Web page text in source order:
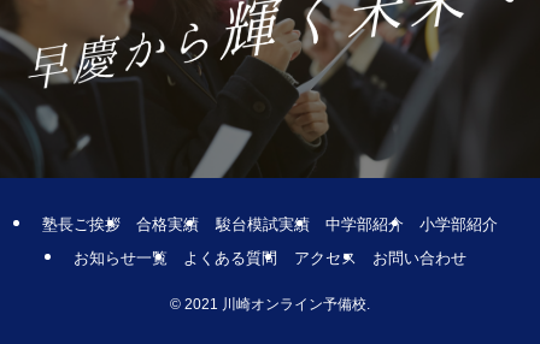
塾長ご挨拶 合格実績 駿台模試実績 中学部紹介
小学部紹介
お知らせ一覧
よくある質問 アクセス お問い合わせ
© 2021 川崎オンライン予備校.